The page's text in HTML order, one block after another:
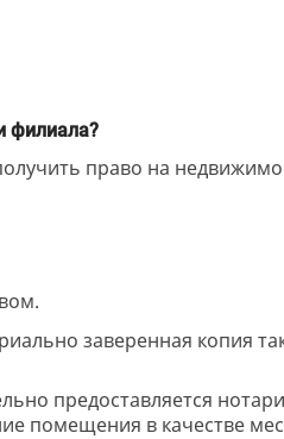
филиала?
право на
заверенная копия
предоставляется
помещения в качестве